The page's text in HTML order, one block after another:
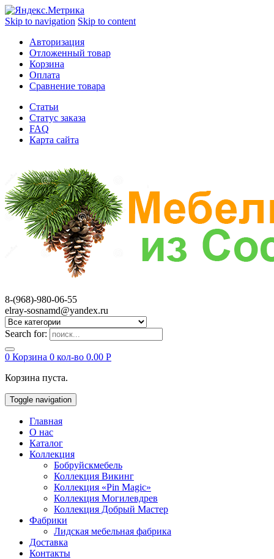
Skip to navigation Skip to content
Авторизация
Отложенный товар
Корзина
Оплата
Сравнение товара
Статьи
Статус заказа
FAQ
Карта сайта
8-(968)-980-06-55
elray-sosnamd@yandex.ru
Search for:
0 Корзина 0 кол-во 0.00 Р
Корзина пуста.
Toggle navigation
Главная
О нас
Каталог
Коллекция
Бобруйскмебель
Коллекция Викинг
Коллекция «Pin Magic»
Коллекция Могилевдрев
Коллекция Добрый Мастер
Фабрики
Лидская мебельная фабрика
Доставка
Контакты